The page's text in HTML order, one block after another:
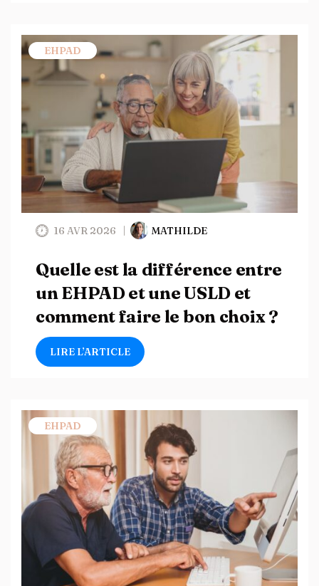
EHPAD
16 AVR 2026 MATHILDE
Quelle est la différence entre
un EHPAD et une USLD et
comment faire le bon choix ?
LIRE L’ARTICLE
EHPAD